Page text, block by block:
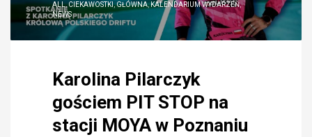
ALL,CIEKAWOSTKI,GŁÓWNA,KALENDARIUM WYDARZEŃ,
NEWS
Karolina Pilarczyk
gościem PIT STOP na
stacji MOYA w Poznaniu